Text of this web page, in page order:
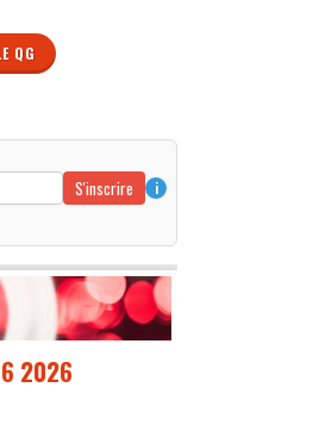
QG
S'inscrire
i
2026